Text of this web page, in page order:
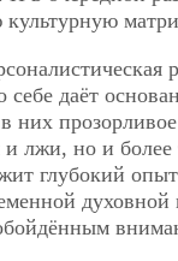
даёт
них
и лжи, но и
глубокий